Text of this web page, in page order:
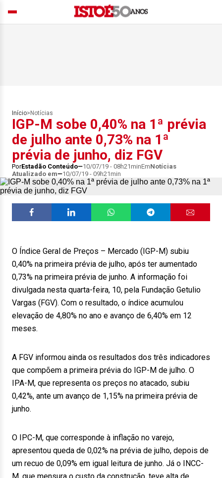
Início> Notícias
IGP-M sobe 0,40% na 1ª prévia
de julho ante 0,73% na 1ª
prévia de junho, diz FGV
PorEstadão Conteúdo 10/07/19 - 08h21minEmNotícias
Atualizado em
10/07/19 - 09h21min
O Índice Geral de Preços – Mercado (IGP-M) subiu
0,40% na primeira prévia de julho, após ter aumentado
0,73% na primeira prévia de junho. A informação foi
divulgada nesta quarta-feira, 10, pela Fundação Getulio
Vargas (FGV). Com o resultado, o índice acumulou
elevação de 4,80% no ano e avanço de 6,40% em 12
meses.
A FGV informou ainda os resultados dos três indicadores
que compõem a primeira prévia do IGP-M de julho. O
IPA-M, que representa os preços no atacado, subiu
0,42%, ante um avanço de 1,15% na primeira prévia de
junho.
O IPC-M, que corresponde à inflação no varejo,
apresentou queda de 0,02% na prévia de julho, depois de
um recuo de 0,09% em igual leitura de junho. Já o INCC-